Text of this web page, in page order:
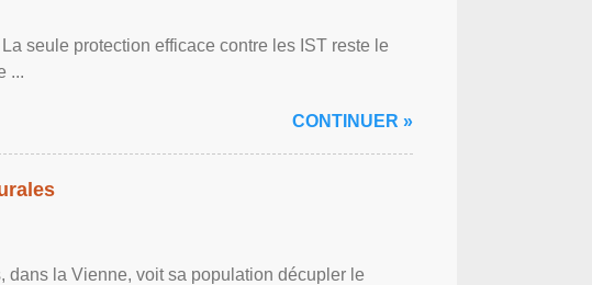
seule protection efficace contre les IST reste le
...
CONTINUER »
la Vienne, voit sa population décupler le